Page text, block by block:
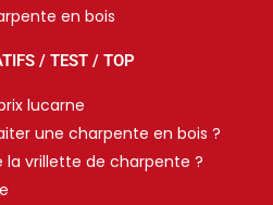
en bois
/ TEST / TOP
lucarne
une charpente en bois ?
vrillette de charpente ?